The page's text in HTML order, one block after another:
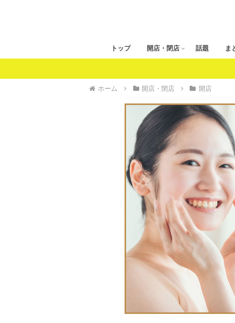
トップ 開店・閉店 話題 ま
ホーム 開店・閉店 開店